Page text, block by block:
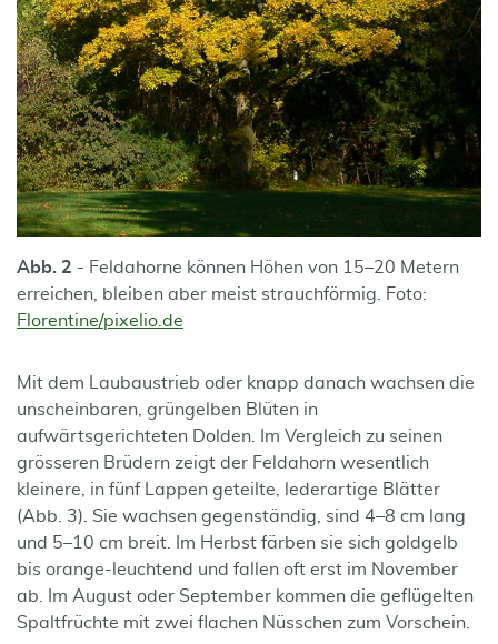
Abb. 2 - Feldahorne können Höhen von 15–20 Metern
erreichen, bleiben aber meist strauchförmig. Foto:
Florentine/pixelio.de
Mit dem Laubaustrieb oder knapp danach wachsen die
unscheinbaren, grüngelben Blüten in
aufwärtsgerichteten Dolden. Im Vergleich zu seinen
grösseren Brüdern zeigt der Feldahorn wesentlich
kleinere, in fünf Lappen geteilte, lederartige Blätter
(Abb. 3). Sie wachsen gegenständig, sind 4–8 cm lang
und 5–10 cm breit. Im Herbst färben sie sich goldgelb
bis orange-leuchtend und fallen oft erst im November
ab. Im August oder September kommen die geflügelten
Spaltfrüchte mit zwei flachen Nüsschen zum Vorschein.